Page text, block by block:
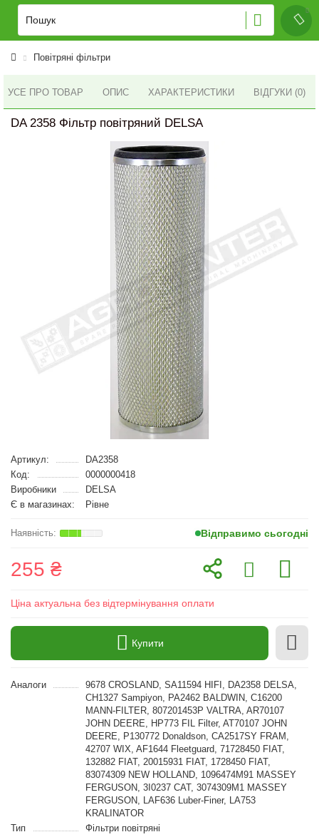
Повітряні фільтри
УСЕ ПРО ТОВАР ОПИС ХАРАКТЕРИСТИКИ ВІДГУКИ (0)
DA 2358 Фільтр повітряний DELSA
Артикул:
DA2358
Код:
0000000418
Виробники
DELSA
Є в магазинах:
Рівне
Відправимо сьогодні
255 ₴
Ціна актуальна без відтермінування оплати
Купити
Аналоги
9678 CROSLAND, SA11594 HIFI, DA2358 DELSA,
CH1327 Sampiyon, PA2462 BALDWIN, C16200
MANN-FILTER, 807201453P VALTRA, AR70107
JOHN DEERE, HP773 FIL Filter, AT70107 JOHN
DEERE, P130772 Donaldson, CA2517SY FRAM,
42707 WIX, AF1644 Fleetguard, 71728450 FIAT,
132882 FIAT, 20015931 FIAT, 1728450 FIAT,
83074309 NEW HOLLAND, 1096474M91 MASSEY
FERGUSON, 3I0237 CAT, 3074309M1 MASSEY
FERGUSON, LAF636 Luber-Finer, LA753
KRALINATOR
Тип
Фільтри повітряні